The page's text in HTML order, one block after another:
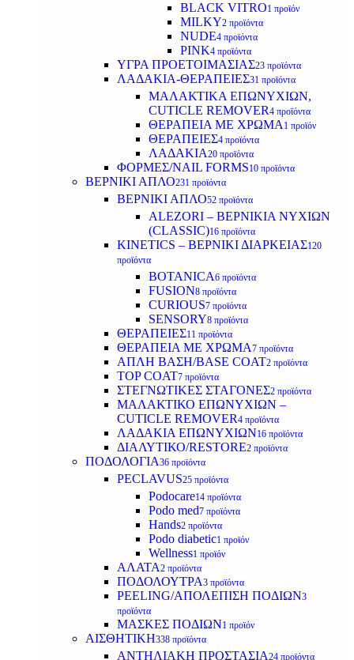
BLACK VITRO1 προϊόν
MILKY2 προϊόντα
NUDE4 προϊόντα
PINK4 προϊόντα
ΥΓΡΑ ΠΡΟΕΤΟΙΜΑΣΙΑΣ23 προϊόντα
ΛΑΔΑΚΙΑ-ΘΕΡΑΠΕΙΕΣ31 προϊόντα
ΜΑΛΑΚΤΙΚΑ ΕΠΩΝΥΧΙΩΝ,
CUTICLE REMOVER4 προϊόντα
ΘΕΡΑΠΕΙΑ ΜΕ ΧΡΩΜΑ 1 προϊόν
ΘΕΡΑΠΕΙΕΣ4 προϊόντα
ΛΑΔΑΚΙΑ20 προϊόντα
ΦΟΡΜΕΣ/NAIL FORMS10 προϊόντα
ΒΕΡΝΙΚΙ ΑΠΛΟ231 προϊόντα
ΒΕΡΝΙΚΙ ΑΠΛΟ52 προϊόντα
ALEZORI – ΒΕΡΝΙΚΙΑ ΝΥΧΙΩΝ
(CLASSIC)16 προϊόντα
KINETICS – ΒΕΡΝΙΚΙ ΔΙΑΡΚΕΙΑΣ120
προϊόντα
BOTANICA6 προϊόντα
FUSION8 προϊόντα
CURIOUS7 προϊόντα
SENSORY8 προϊόντα
ΘΕΡΑΠΕΙΕΣ11 προϊόντα
ΘΕΡΑΠΕΙΑ ΜΕ ΧΡΩΜΑ7 προϊόντα
ΑΠΛΗ ΒΑΣΗ/BASE COAT2 προϊόντα
TOP COAT7 προϊόντα
ΣΤΕΓΝΩΤΙΚΕΣ ΣΤΑΓΟΝΕΣ2 προϊόντα
ΜΑΛΑΚΤΙΚΟ ΕΠΩΝΥΧΙΩΝ –
CUTICLE REMOVER4 προϊόντα
ΛΑΔΑΚΙΑ ΕΠΩΝΥΧΙΩΝ16 προϊόντα
ΔΙΑΛΥΤΙΚΟ/RESTORE2 προϊόντα
ΠΟΔΟΛΟΓΙΑ36 προϊόντα
PECLAVUS25 προϊόντα
Podocare14 προϊόντα
Podo med7 προϊόντα
Hands2 προϊόντα
Podo diabetic1 προϊόν
Wellness1 προϊόν
ΑΛΑΤΑ2 προϊόντα
ΠΟΔΟΛΟΥΤΡΑ3 προϊόντα
PEELING/ΑΠΟΛΕΠΙΣΗ ΠΟΔΙΩΝ3
προϊόντα
ΜΑΣΚΕΣ ΠΟΔΙΩΝ1 προϊόν
ΑΙΣΘΗΤΙΚΗ338 προϊόντα
ΑΝΤΗΛΙΑΚΗ ΠΡΟΣΤΑΣΙΑ24 προϊόντα